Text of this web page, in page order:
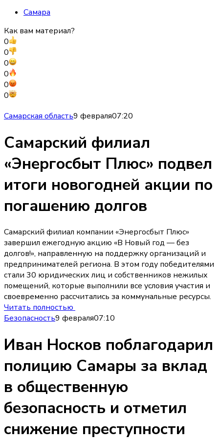
Самара
Как вам материал?
0
0
0
0
0
0
Самарская область9 февраля07:20
Самарский филиал
«Энергосбыт Плюс» подвел
итоги новогодней акции по
погашению долгов
Самарский филиал компании «Энергосбыт Плюс»
завершил ежегодную акцию «В Новый год — без
долгов!», направленную на поддержку организаций и
предпринимателей региона. В этом году победителями
стали 30 юридических лиц и собственников нежилых
помещений, которые выполнили все условия участия и
своевременно рассчитались за коммунальные ресурсы.
Читать полностью
Безопасность9 февраля07:10
Иван Носков поблагодарил
полицию Самары за вклад
в общественную
безопасность и отметил
снижение преступности